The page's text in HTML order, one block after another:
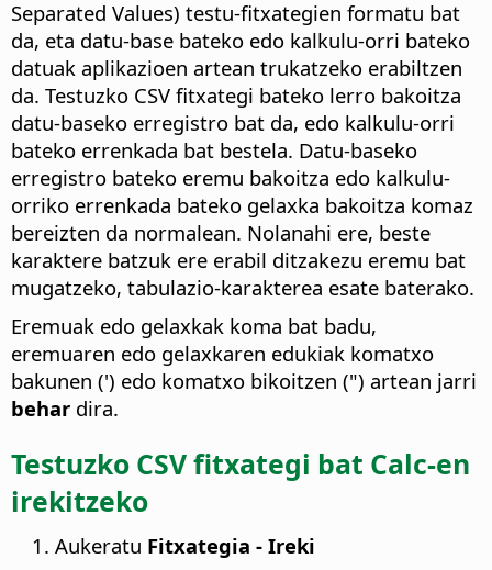
Separated Values) testu-fitxategien formatu bat
da, eta datu-base bateko edo kalkulu-orri bateko
datuak aplikazioen artean trukatzeko erabiltzen
da. Testuzko CSV fitxategi bateko lerro bakoitza
datu-baseko erregistro bat da, edo kalkulu-orri
bateko errenkada bat bestela. Datu-baseko
erregistro bateko eremu bakoitza edo kalkulu-
orriko errenkada bateko gelaxka bakoitza komaz
bereizten da normalean. Nolanahi ere, beste
karaktere batzuk ere erabil ditzakezu eremu bat
mugatzeko, tabulazio-karakterea esate baterako.
Eremuak edo gelaxkak koma bat badu,
eremuaren edo gelaxkaren edukiak komatxo
bakunen (') edo komatxo bikoitzen (") artean jarri
behar dira.
Testuzko CSV fitxategi bat Calc-en
irekitzeko
Aukeratu Fitxategia - Ireki